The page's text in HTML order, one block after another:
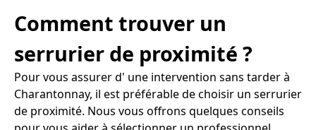
Comment trouver un
serrurier de proximité ?
Pour vous assurer d' une intervention sans tarder à
Charantonnay, il est préférable de choisir un serrurier
de proximité. Nous vous offrons quelques conseils